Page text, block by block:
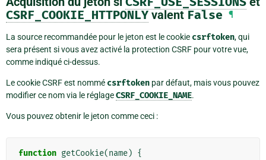
CSRF_COOKIE_HTTPONLY valent False ¶
La source recommandée pour le jeton est le cookie csrftoken, qui
sera présent si vous avez activé la protection CSRF pour votre vue,
comme indiqué ci-dessus.
Le cookie CSRF est nommé csrftoken par défaut, mais vous pouvez
modifier ce nom via le réglageCSRF_COOKIE_NAME.
Vous pouvez obtenir le jeton comme ceci :
function getCookie(name) {